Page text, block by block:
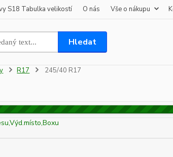
S18 Tabulka velikostí O nás Vše o nákupu
Hledat
R17 245/40 R17